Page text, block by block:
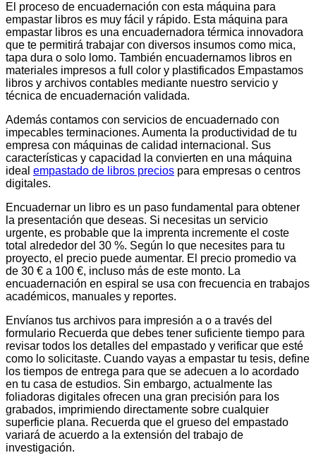
El proceso de encuadernación con esta máquina para
empastar libros es muy fácil y rápido. Esta máquina para
empastar libros es una encuadernadora térmica innovadora
que te permitirá trabajar con diversos insumos como mica,
tapa dura o solo lomo. También encuadernamos libros en
materiales impresos a full color y plastificados Empastamos
libros y archivos contables mediante nuestro servicio y
técnica de encuadernación validada.
Además contamos con servicios de encuadernado con
impecables terminaciones. Aumenta la productividad de tu
empresa con máquinas de calidad internacional. Sus
características y capacidad la convierten en una máquina
ideal empastado de libros precios para empresas o centros
digitales.
Encuadernar un libro es un paso fundamental para obtener
la presentación que deseas. Si necesitas un servicio
urgente, es probable que la imprenta incremente el coste
total alrededor del 30 %. Según lo que necesites para tu
proyecto, el precio puede aumentar. El precio promedio va
de 30 € a 100 €, incluso más de este monto. La
encuadernación en espiral se usa con frecuencia en trabajos
académicos, manuales y reportes.
Envíanos tus archivos para impresión a o a través del
formulario Recuerda que debes tener suficiente tiempo para
revisar todos los detalles del empastado y verificar que esté
como lo solicitaste. Cuando vayas a empastar tu tesis, define
los tiempos de entrega para que se adecuen a lo acordado
en tu casa de estudios. Sin embargo, actualmente las
foliadoras digitales ofrecen una gran precisión para los
grabados, imprimiendo directamente sobre cualquier
superficie plana. Recuerda que el grueso del empastado
variará de acuerdo a la extensión del trabajo de
investigación.